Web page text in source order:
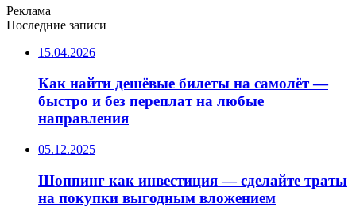
Реклама
Последние записи
15.04.2026
Как найти дешёвые билеты на самолёт —
быстро и без переплат на любые
направления
05.12.2025
Шоппинг как инвестиция — сделайте траты
на покупки выгодным вложением